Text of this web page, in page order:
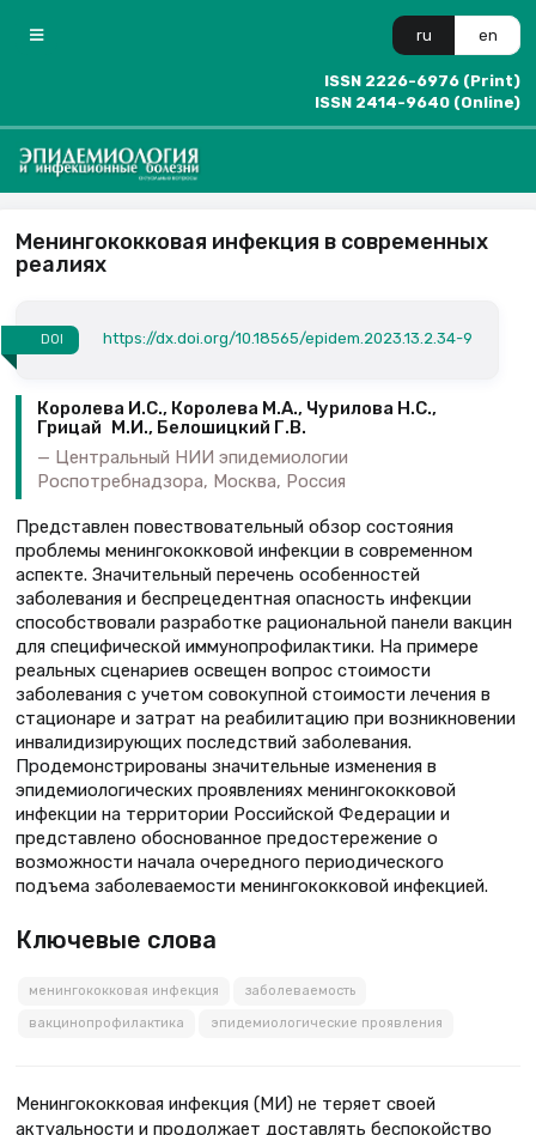
ru en
ISSN 2226-6976 (Print)
ISSN 2414-9640 (Online)
Менингококковая инфекция в современных
реалиях
DOI https://dx.doi.org/10.18565/epidem.2023.13.2.34-9
Королева И.С., Королева М.А., Чурилова Н.С.,
Грицай М.И., Белошицкий Г.В.
Центральный НИИ эпидемиологии
Роспотребнадзора, Москва, Россия
Представлен повествовательный обзор состояния
проблемы менингококковой инфекции в современном
аспекте. Значительный перечень особенностей
заболевания и беспрецедентная опасность инфекции
способствовали разработке рациональной панели вакцин
для специфической иммунопрофилактики. На примере
реальных сценариев освещен вопрос стоимости
заболевания с учетом совокупной стоимости лечения в
стационаре и затрат на реабилитацию при возникновении
инвалидизирующих последствий заболевания.
Продемонстрированы значительные изменения в
эпидемиологических проявлениях менингококковой
инфекции на территории Российской Федерации и
представлено обоснованное предостережение о
возможности начала очередного периодического
подъема заболеваемости менингококковой инфекцией.
Ключевые слова
менингококковая инфекция заболеваемость
вакцинопрофилактика эпидемиологические проявления
Менингококковая инфекция (МИ) не теряет своей
актуальности и продолжает доставлять беспокойство